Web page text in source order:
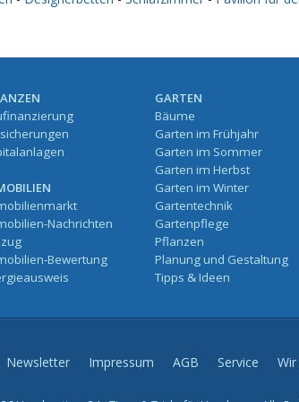
Nachrichten
Bewertung
GARTEN
Bäume
Garten im Frühjahr
Garten im Sommer
Garten im Herbst
Garten im Winter
Gartentechnik
Gartenpflege
Pflanzen
Planung und Gestaltung
Tipps & Ideen
Newsletter Impressum AGB Service